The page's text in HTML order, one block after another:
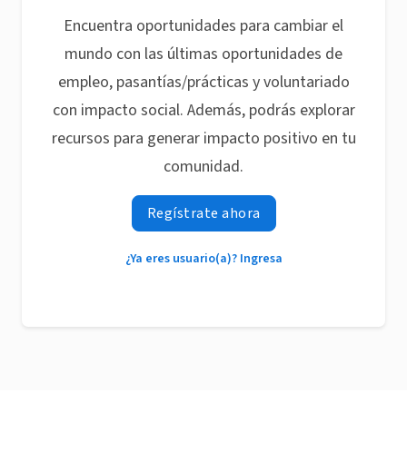
Encuentra oportunidades para cambiar el
mundo con las últimas oportunidades de
empleo, pasantías/prácticas y voluntariado
con impacto social. Además, podrás explorar
recursos para generar impacto positivo en tu
comunidad.
Regístrate ahora
¿Ya eres usuario(a)? Ingresa